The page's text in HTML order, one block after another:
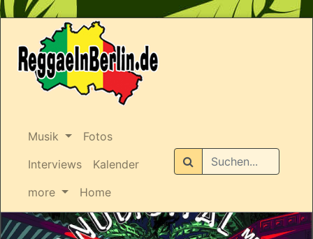
Musik
Fotos
Interviews
Kalender
more
Home
Suchen